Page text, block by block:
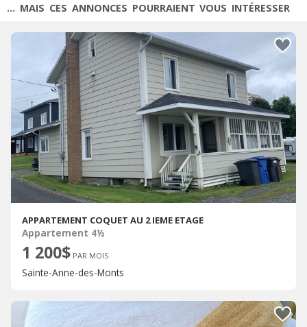
... MAIS CES ANNONCES POURRAIENT VOUS INTÉRESSER
APPARTEMENT COQUET AU 2 IEME ETAGE
Appartement 4½
1 200$ PAR MOIS
Sainte-Anne-des-Monts